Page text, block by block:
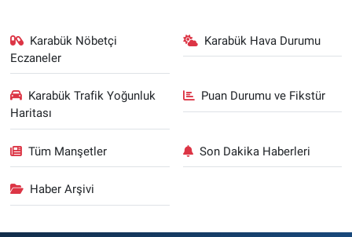
Karabük Nöbetçi
Eczaneler
Karabük Hava Durumu
Karabük Trafik Yoğunluk
Haritası
Puan Durumu ve Fikstür
Tüm Manşetler Son Dakika Haberleri
Haber Arşivi